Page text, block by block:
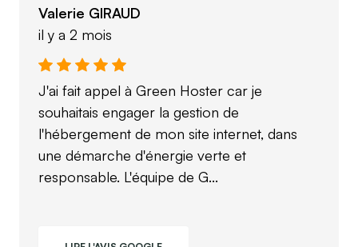
Valerie GIRAUD
il y a 2 mois
J'ai fait appel à Green Hoster car je
souhaitais engager la gestion de
l'hébergement de mon site internet, dans
une démarche d'énergie verte et
responsable. L'équipe de G...